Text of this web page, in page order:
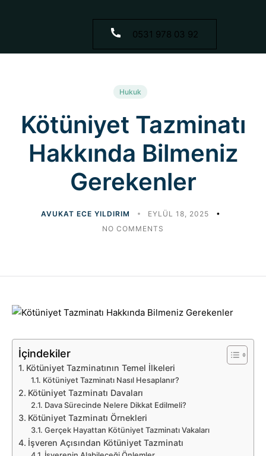
0531 978 03 92
Hukuk
Kötüniyet Tazminatı
Hakkında Bilmeniz
Gerekenler
AVUKAT ECE YILDIRIM
EYLÜL 18, 2025
NO COMMENTS
İçindekiler
Kötüniyet Tazminatının Temel İlkeleri
Kötüniyet Tazminatı Nasıl Hesaplanır?
Kötüniyet Tazminatı Davaları
Dava Sürecinde Nelere Dikkat Edilmeli?
Kötüniyet Tazminatı Örnekleri
Gerçek Hayattan Kötüniyet Tazminatı Vakaları
İşveren Açısından Kötüniyet Tazminatı